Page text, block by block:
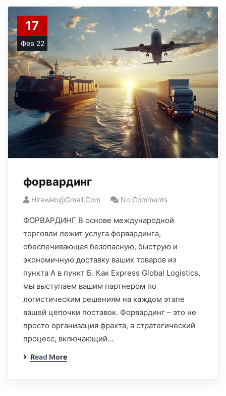
17
Фев 22
форвардинг
Hiraweb@gmail.com No Comments
ФОРВАРДИНГ В основе международной
торговли лежит услуга форвардинга,
обеспечивающая безопасную, быструю и
экономичную доставку ваших товаров из
пункта А в пункт Б. Как Express Global Logistics,
мы выступаем вашим партнером по
логистическим решениям на каждом этапе
вашей цепочки поставок. Форвардинг – это не
просто организация фрахта, а стратегический
процесс, включающий…
Read More